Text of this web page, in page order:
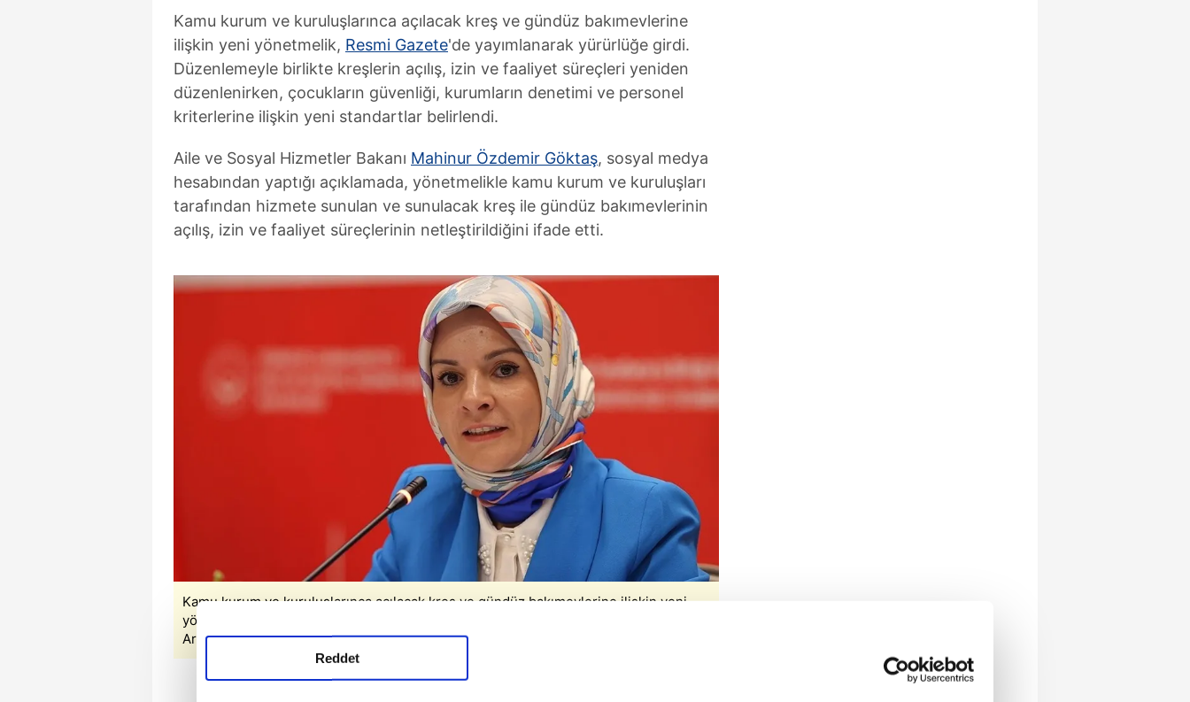
Reddet
Kamu kurum ve kuruluşlarınca açılacak kreş ve gündüz bakımevlerine
ilişkin yeni yönetmelik, Resmi Gazete'de yayımlanarak yürürlüğe girdi.
Düzenlemeyle birlikte kreşlerin açılış, izin ve faaliyet süreçleri yeniden
düzenlenirken, çocukların güvenliği, kurumların denetimi ve personel
kriterlerine ilişkin yeni standartlar belirlendi.
Aile ve Sosyal Hizmetler Bakanı Mahinur Özdemir Göktaş, sosyal medya
hesabından yaptığı açıklamada, yönetmelikle kamu kurum ve kuruluşları
tarafından hizmete sunulan ve sunulacak kreş ile gündüz bakımevlerinin
açılış, izin ve faaliyet süreçlerinin netleştirildiğini ifade etti.
Kamu kurum ve kuruluşlarınca açılacak kreş ve gündüz bakımevlerine ilişkin yeni
yönetmelik Resmi Gazete'de yayımlanarak yürürlüğe girdi. (Fotoğraflar Takvim Foto
Arşiv ve AA'dan alınmıştır.)